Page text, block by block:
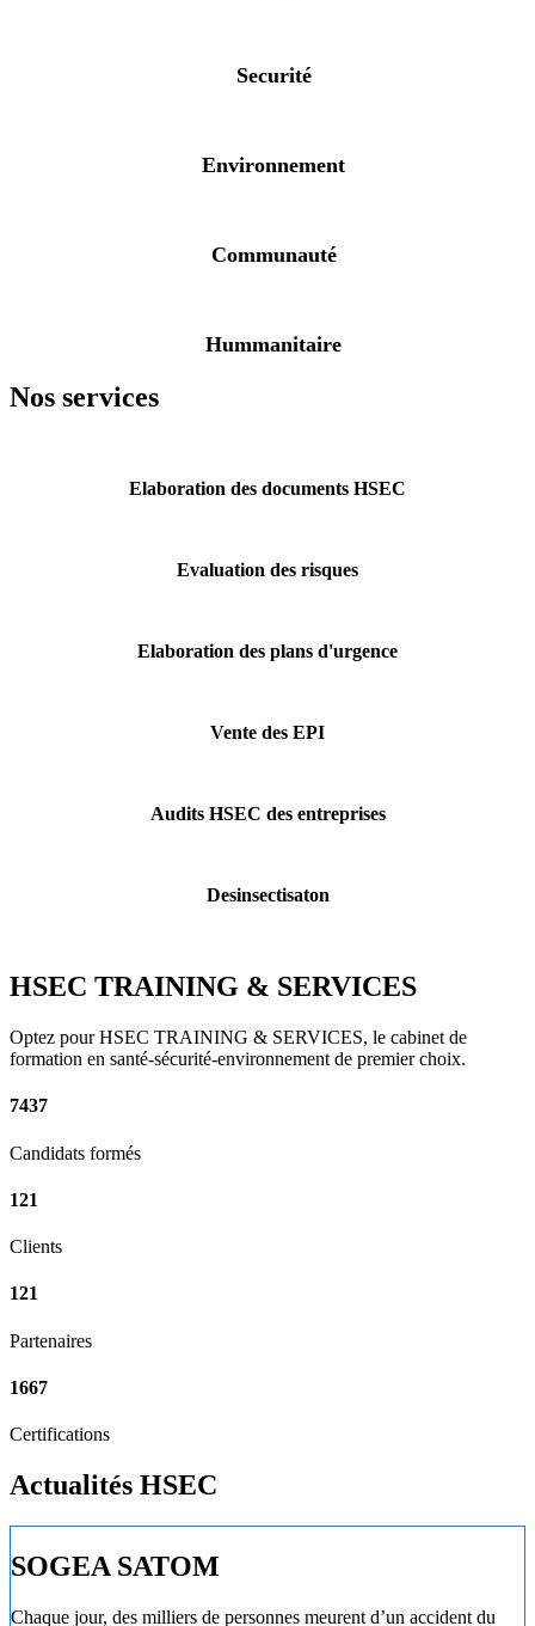
Securité
Environnement
Communauté
Hummanitaire
Nos services
Elaboration des documents HSEC
Evaluation des risques
Elaboration des plans d'urgence
Vente des EPI
Audits HSEC des entreprises
Desinsectisaton
HSEC TRAINING & SERVICES
Optez pour HSEC TRAINING & SERVICES, le cabinet de
formation en santé-sécurité-environnement de premier choix.
7437
Candidats formés
121
Clients
121
Partenaires
1667
Certifications
Actualités HSEC
SOGEA SATOM
Chaque jour, des milliers de personnes meurent d’un accident du